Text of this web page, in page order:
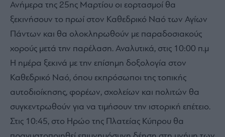
Ανήμερα της 25ης Μαρτίου οι εορτασμοί θα
ξεκινήσουν το πρωί στον Καθεδρικό Ναό των Αγίων
Πάντων και θα ολοκληρωθούν με παραδοσιακούς
χορούς μετά την παρέλαση. Αναλυτικά, στις 10:00 π.μ
Η ημέρα ξεκινά με την επίσημη δοξολογία στον
Καθεδρικό Ναό, όπου εκπρόσωποι της τοπικής
αυτοδιοίκησης, φορέων, σχολείων και πολιτών θα
συγκεντρωθούν για να τιμήσουν την ιστορική επέτειο.
Στις 10:45, στο Ηρώο της Πλατείας Κύπρου θα